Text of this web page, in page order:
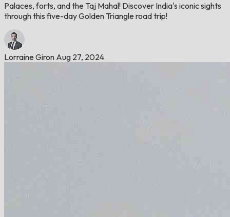
Palaces, forts, and the Taj Mahal! Discover India's iconic sights
through this five-day Golden Triangle road trip!
Lorraine Giron Aug 27, 2024